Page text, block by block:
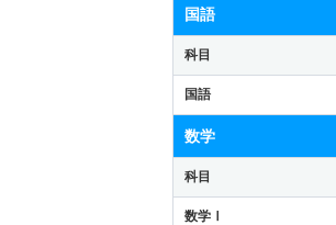
国語
科目
国語
数学
科目
数学Ⅰ